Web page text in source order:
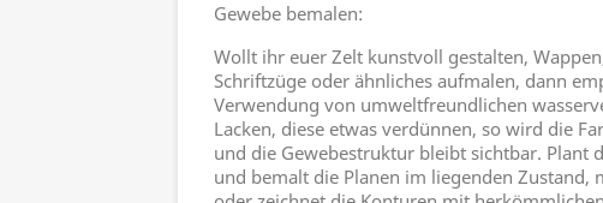
Gewebe bemalen:
Wollt ihr euer Zelt kunstvoll gestalten,
Schriftzüge oder ähnliches aufmalen, dann
Verwendung von umweltfreundlichen
Lacken, diese etwas verdünnen, so wird die
und die Gewebestruktur bleibt sichtbar. Plant
und bemalt die Planen im liegenden Zustand,